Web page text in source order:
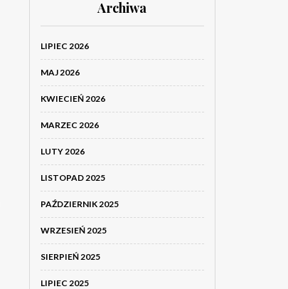
Archiwa
LIPIEC 2026
MAJ 2026
KWIECIEŃ 2026
MARZEC 2026
LUTY 2026
LISTOPAD 2025
PAŹDZIERNIK 2025
WRZESIEŃ 2025
SIERPIEŃ 2025
LIPIEC 2025